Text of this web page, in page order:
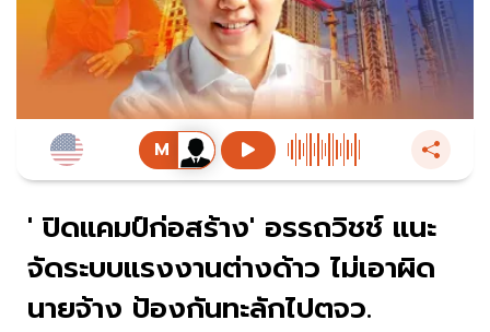
' ปิดแคมป์ก่อสร้าง' อรรถวิชช์ แนะ
จัดระบบแรงงานต่างด้าว ไม่เอาผิด
นายจ้าง ป้องกันทะลักไปตจว.